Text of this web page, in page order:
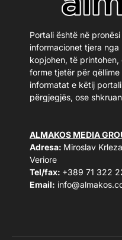
Portali është në
informacionet tjera
kopjohen, të
forme tjetër për
informatat e këtij
përgjegjës, ose
ALMAKOS MEDIA
Adresa: Miroslav
Veriore
Tel/fax: +389 71 322
Email: